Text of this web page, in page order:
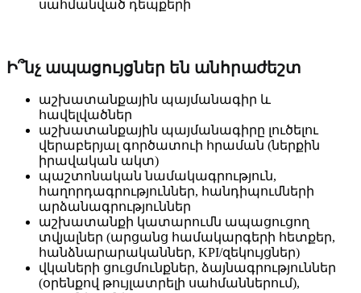
սահմանված դեպքերի
Ի՞նչ ապացույցներ են անհրաժեշտ
աշխատանքային պայմանագիր և
հավելվածներ
աշխատանքային պայմանագիրը լուծելու
վերաբերյալ գործատուի հրաման (ներքին
իրավական ակտ)
պաշտոնական նամակագրություն,
հաղորդագրություններ, հանդիպումների
արձանագրություններ
աշխատանքի կատարումն ապացուցող
տվյալներ (արցանց համակարգերի հետքեր,
հանձնարարականներ, KPI/զեկույցներ)
վկաների ցուցմունքներ, ձայնագրություններ
(օրենքով թույլատրելի սահմաններում),